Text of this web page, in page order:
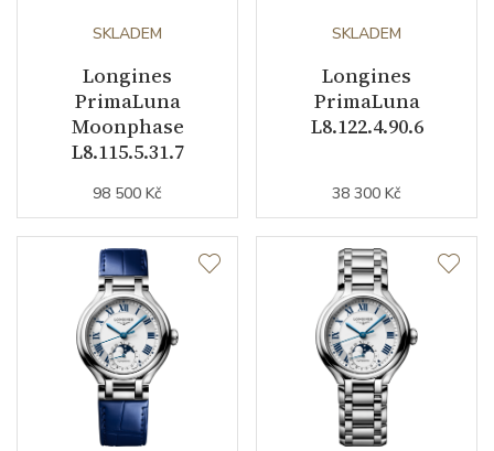
Váha (g)
Zdobení diamanty
Modelová řada PrimaLuna
SKLADEM
Longines
PrimaLuna
Moonphase
L8.115.5.31.7
98 500 Kč
SKLADEM
Longines
PrimaLuna
L8.122.4.90.6
38 300 Kč